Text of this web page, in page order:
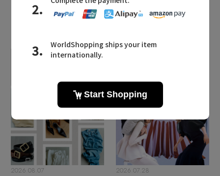
LATEST TOPICS
2026.08.07
2026.07.28